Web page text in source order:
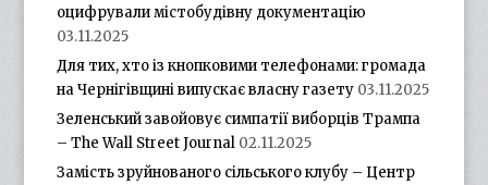
оцифрували містобудівну документацію
03.11.2025
Для тих, хто із кнопковими телефонами: громада
на Чернігівщині випускає власну газету 03.11.2025
Зеленський завойовує симпатії виборців Трампа
– The Wall Street Journal 02.11.2025
Замість зруйнованого сільського клубу – Центр